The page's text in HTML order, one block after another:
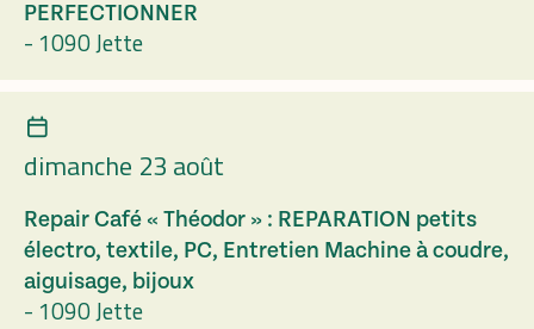
PERFECTIONNER
- 1090 Jette
dimanche 23 août
Repair Café « Théodor » : REPARATION petits
électro, textile, PC, Entretien Machine à coudre,
aiguisage, bijoux
- 1090 Jette